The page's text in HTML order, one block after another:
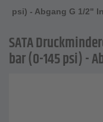
psi) - Abgang G 1/2"
SATA
bar (0-145 psi) -